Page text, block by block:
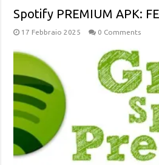
Spotify PREMIUM APK:
17 Febbraio 2025 0 Comments